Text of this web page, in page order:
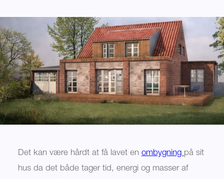
Det kan være hårdt at få lavet en ombygning på sit
hus da det både tager tid, energi og masser af